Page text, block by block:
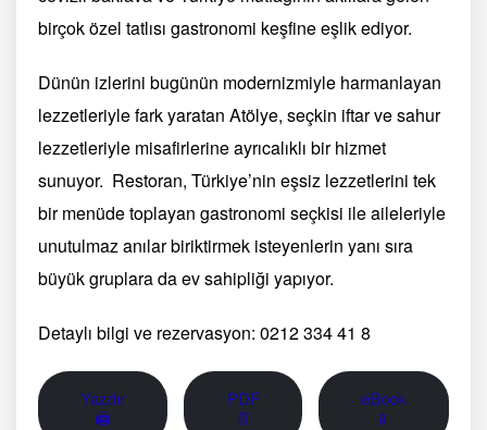
birçok özel tatlısı gastronomi keşfine eşlik ediyor.
Dünün izlerini bugünün modernizmiyle harmanlayan
lezzetleriyle fark yaratan Atölye, seçkin iftar ve sahur
lezzetleriyle misafirlerine ayrıcalıklı bir hizmet
sunuyor. Restoran, Türkiye’nin eşsiz lezzetlerini tek
bir menüde toplayan gastronomi seçkisi ile aileleriyle
unutulmaz anılar biriktirmek isteyenlerin yanı sıra
büyük gruplara da ev sahipliği yapıyor.
Detaylı bilgi ve rezervasyon: 0212 334 41 8
Yazdır
🖨
PDF
📄
eBook
📱